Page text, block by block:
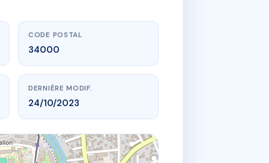
CODE POSTAL
34000
DERNIÈRE MODIF.
24/10/2023